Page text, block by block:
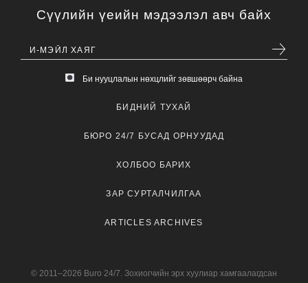
Сүүлийн үеийн мэдээлэл авч байх
Би нууцлалын нөхцлийг зөвшөөрч байна
БИДНИЙ ТУХАЙ
БЮРО 24/7 БУСАД ОРНУУДАД
ХОЛБОО БАРИХ
ЗАР СУРТАЛЧИЛГАА
ARTICLES ARCHIVES
© 2011–2026 Buro 24/7. Зохиогчийн эрх хуулиар хамгаалагдсан